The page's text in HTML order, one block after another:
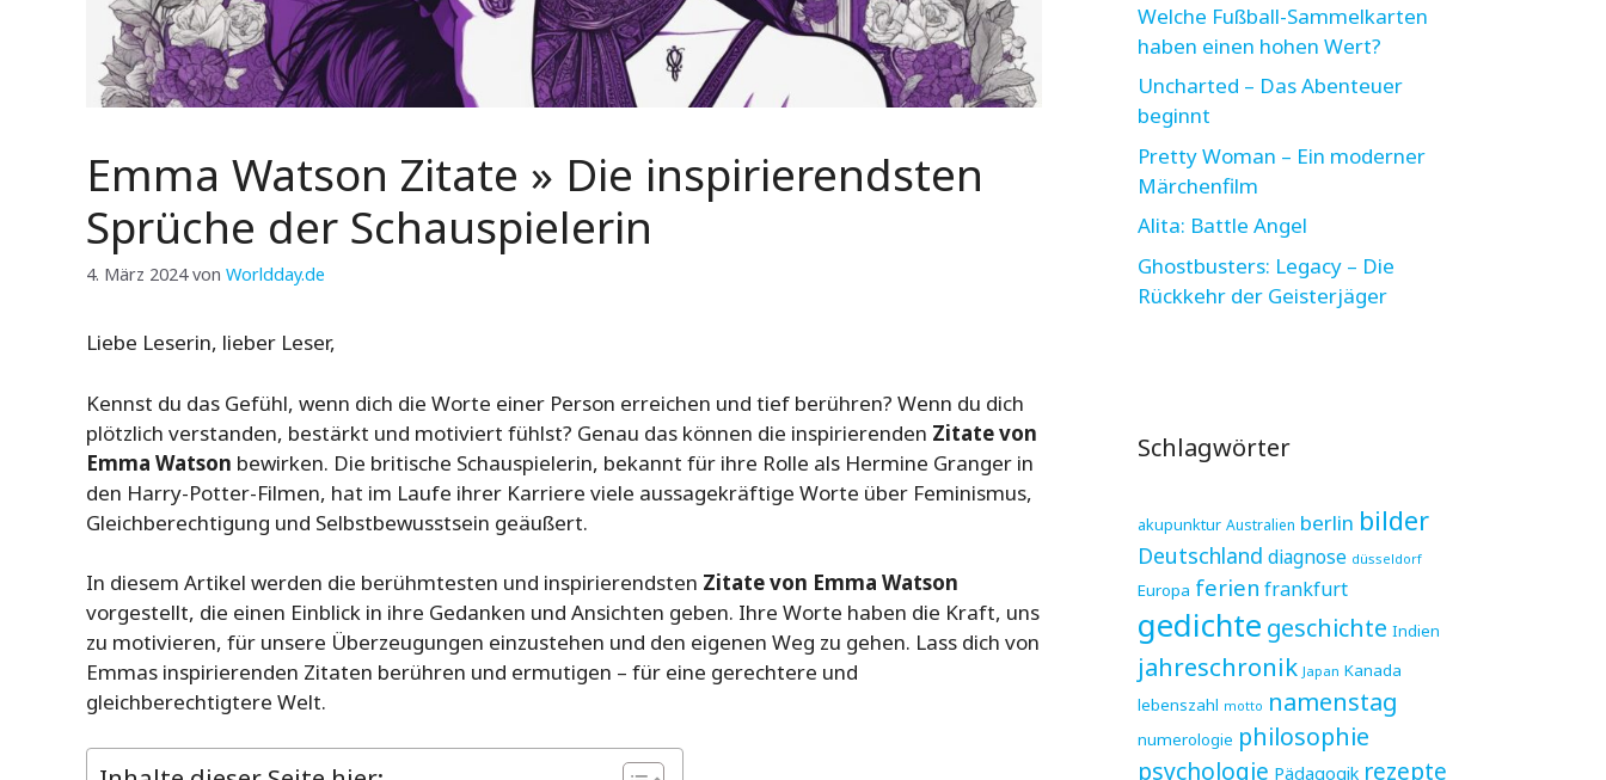
Emma Watson Zitate » Die inspirierendsten
Sprüche der Schauspielerin
4. März 2024 von Worldday.de
Liebe Leserin, lieber Leser,
Kennst du das Gefühl, wenn dich die Worte einer Person erreichen und tief berühren? Wenn du dich
plötzlich verstanden, bestärkt und motiviert fühlst? Genau das können die inspirierenden Zitate von
Emma Watson bewirken. Die britische Schauspielerin, bekannt für ihre Rolle als Hermine Granger in
den Harry-Potter-Filmen, hat im Laufe ihrer Karriere viele aussagekräftige Worte über Feminismus,
Gleichberechtigung und Selbstbewusstsein geäußert.
In diesem Artikel werden die berühmtesten und inspirierendsten Zitate von Emma Watson
vorgestellt, die einen Einblick in ihre Gedanken und Ansichten geben. Ihre Worte haben die Kraft, uns
zu motivieren, für unsere Überzeugungen einzustehen und den eigenen Weg zu gehen. Lass dich von
Emmas inspirierenden Zitaten berühren und ermutigen – für eine gerechtere und
gleichberechtigtere Welt.
Welche Fußball-Sammelkarten
haben einen hohen Wert?
Uncharted – Das Abenteuer
beginnt
Pretty Woman – Ein moderner
Märchenfilm
Alita: Battle Angel
Ghostbusters: Legacy – Die
Rückkehr der Geisterjäger
Schlagwörter
akupunktur Australien berlin bilder
Deutschland diagnose düsseldorf
Europa ferien frankfurt
gedichte geschichte Indien
jahreschronik Japan Kanada
lebenszahl motto namenstag
numerologie philosophie
psychologie Pädagogik rezepte